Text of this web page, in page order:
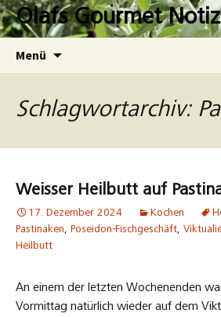
Zum
InhaltOlafs Gourmet
Menü
Schlagwortarchiv:
Weisser Heilbutt auf
17. Dezember 2024 Kochen
Pastinaken, Poseidon-Fischgeschäft,
Heilbutt
An einem der letzten Wochenenden
Vormittag natürlich wieder auf dem